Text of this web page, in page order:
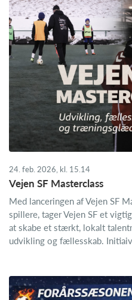
24. feb. 2026, kl. 15.14
Vejen SF Masterclass
Med lanceringen af Vejen SF
spillere, tager Vejen SF et
at skabe et stærkt, lokalt
udvikling og fællesskab.